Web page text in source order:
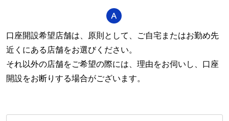
口座開設希望店舗は、原則として、ご自宅またはお勤め先
近くにある店舗をお選びください。
それ以外の店舗をご希望の際には、理由をお伺いし、口座
開設をお断りする場合がございます。